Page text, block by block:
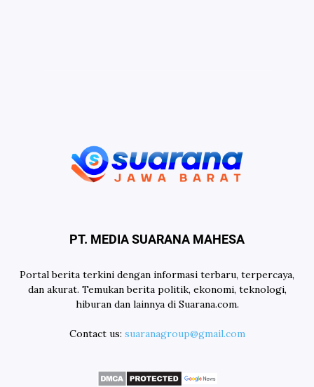
PT. MEDIA SUARANA MAHESA
Portal berita terkini dengan informasi terbaru, terpercaya,
dan akurat. Temukan berita politik, ekonomi, teknologi,
hiburan dan lainnya di Suarana.com.
Contact us: suaranagroup@gmail.com